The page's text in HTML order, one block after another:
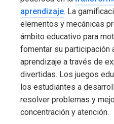
aprendizaje. La
elementos y mecánicas
ámbito educativo para
fomentar su participación
aprendizaje a través de
divertidas. Los juegos
los estudiantes a
resolver problemas y
concentración y atención.